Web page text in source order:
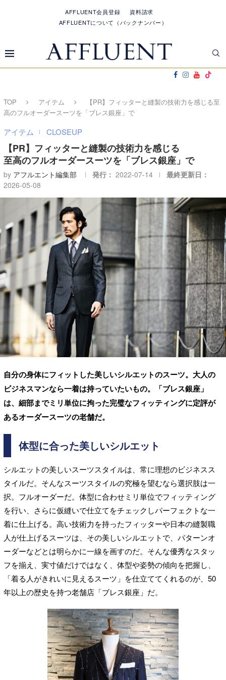
AFFLUENT会員登録
資料請求
AFFLUENTについて（バックナンバー）
TOP アイテム
【PR】フィッターと縫製の技術力を感じる至
高のフルオーダースーツを「ブレス銀座」で
アイテム CLOSEUP
【PR】フィッターと縫製の技術力を感じる
至高のフルオーダースーツを「ブレス銀座」で
by アフルエント編集部 発行： 2022-07-14
最終更新日：
2026-05-08
自分の身体にフィットした美しいシルエットのスーツ。大人の
ビジネスマンなら一着は持っていたいもの。「ブレス銀座」
は、細部までミリ単位に拘った完璧なフィッティングに定評が
あるオーダースーツの老舗だ。
体型に合った美しいシルエット
シルエットの美しいスーツスタイルは、常に理想のビジネスス
タイルだ。そんなスーツスタイルの究極を望むなら選択肢は一
択。フルオーダーだ。体型に合わせミリ単位でフィッティング
を行い、さらに仮縫いで仕立てをチェックしパーフェクトな一
着に仕上げる。高い技術力を持ったフィッターや日本の縫製職
人が仕上げるスーツは、その美しいシルエットで、パターンオ
ーダーなどとは明らかに一線を画すのだ。そんな優秀なスタッ
フを揃え、実寸値だけではなく、体型や姿勢の傾向を把握し、
「着る人がきれいに見えるスーツ」を仕立ててくれるのが、50
年以上の歴史を持つ老舗店「ブレス銀座」だ。